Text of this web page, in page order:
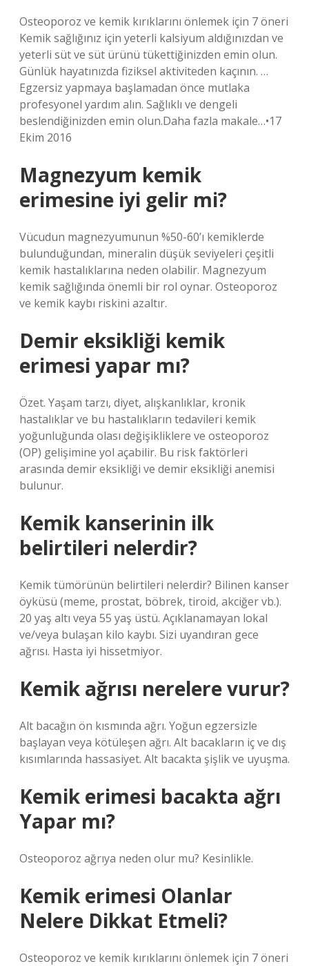
Osteoporoz ve kemik kırıklarını önlemek için 7 öneri
Kemik sağlığınız için yeterli kalsiyum aldığınızdan ve
yeterli süt ve süt ürünü tükettiğinizden emin olun.
Günlük hayatınızda fiziksel aktiviteden kaçının. …
Egzersiz yapmaya başlamadan önce mutlaka
profesyonel yardım alın. Sağlıklı ve dengeli
beslendiğinizden emin olun.Daha fazla makale…•17
Ekim 2016
Magnezyum kemik
erimesine iyi gelir mi?
Vücudun magnezyumunun %50-60’ı kemiklerde
bulunduğundan, mineralin düşük seviyeleri çeşitli
kemik hastalıklarına neden olabilir. Magnezyum
kemik sağlığında önemli bir rol oynar. Osteoporoz
ve kemik kaybı riskini azaltır.
Demir eksikliği kemik
erimesi yapar mı?
Özet. Yaşam tarzı, diyet, alışkanlıklar, kronik
hastalıklar ve bu hastalıkların tedavileri kemik
yoğunluğunda olası değişikliklere ve osteoporoz
(OP) gelişimine yol açabilir. Bu risk faktörleri
arasında demir eksikliği ve demir eksikliği anemisi
bulunur.
Kemik kanserinin ilk
belirtileri nelerdir?
Kemik tümörünün belirtileri nelerdir? Bilinen kanser
öyküsü (meme, prostat, böbrek, tiroid, akciğer vb.).
20 yaş altı veya 55 yaş üstü. Açıklanamayan lokal
ve/veya bulaşan kilo kaybı. Sizi uyandıran gece
ağrısı. Hasta iyi hissetmiyor.
Kemik ağrısı nerelere vurur?
Alt bacağın ön kısmında ağrı. Yoğun egzersizle
başlayan veya kötüleşen ağrı. Alt bacakların iç ve dış
kısımlarında hassasiyet. Alt bacakta şişlik ve uyuşma.
Kemik erimesi bacakta ağrı
Yapar mı?
Osteoporoz ağrıya neden olur mu? Kesinlikle.
Kemik erimesi Olanlar
Nelere Dikkat Etmeli?
Osteoporoz ve kemik kırıklarını önlemek için 7 öneri